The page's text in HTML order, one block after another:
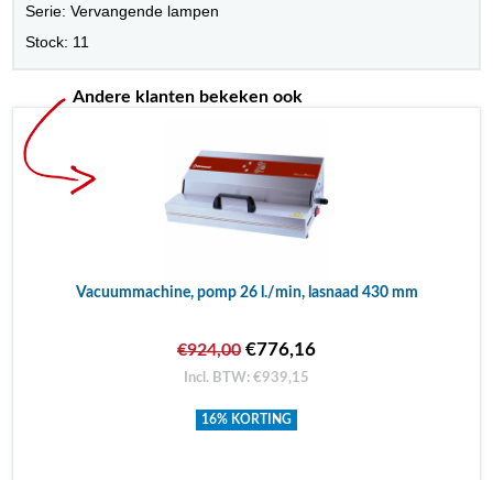
Serie: Vervangende lampen
Stock: 11
Andere klanten bekeken ook
Vacuummachine, pomp 26 l./min, lasnaad 430 mm
€924,00 €776,16
Incl. BTW: €939,15
16% KORTING